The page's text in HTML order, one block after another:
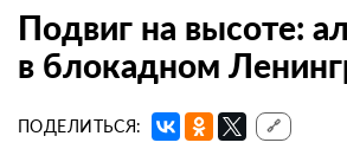
Подвиг на высоте:
в блокадном
ПОДЕЛИТЬСЯ: 🔗